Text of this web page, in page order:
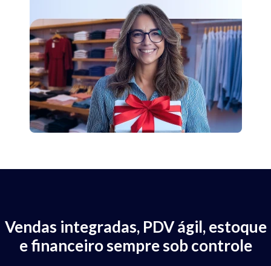
Vendas integradas, PDV ágil, estoque
e financeiro sempre sob controle